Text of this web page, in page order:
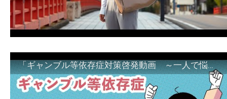
「ギャンブル等依存症対策啓発動画 ～一人で悩まず、家族で悩まず、まず！相談機関へ～」